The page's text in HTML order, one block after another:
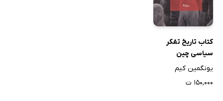
کتاب تاریخ تفکر
سیاسی چین
یونگمین کیم
۱۵۰,۰۰۰ ت